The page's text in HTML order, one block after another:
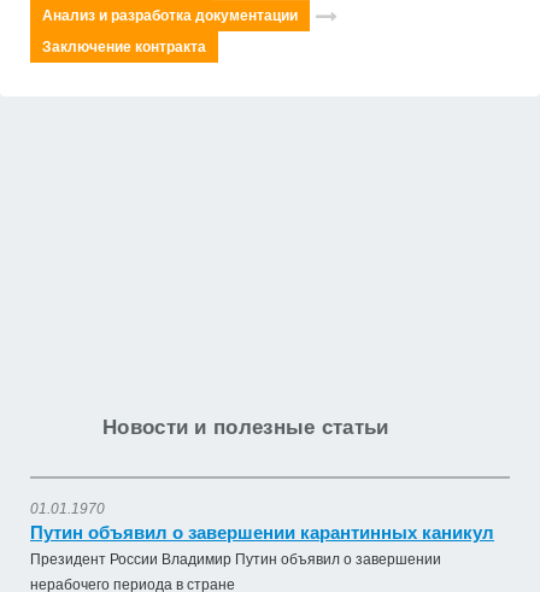
Анализ и разработка документации
Заключение контракта
Новости и полезные статьи
01.01.1970
Путин объявил о завершении карантинных каникул
Президент России Владимир Путин объявил о завершении
нерабочего периода в стране